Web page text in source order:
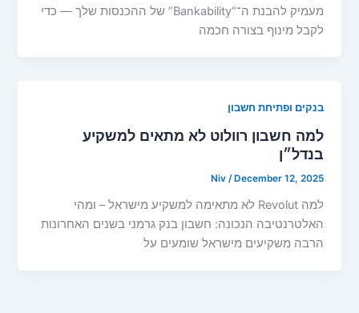
מעמיק להבנת ה־“Bankability” של ההכנסות שלך — כדי
לקבל מינוף בצורה חכמה
בנקים ופתיחת חשבון
למה חשבון רוולוט לא מתאים למשקיע
בנדל״ן
Niv / December 12, 2025
למה Revolut לא מתאימה למשקיע מישראל – ומהי
האלטרנטיבה הנכונה: חשבון בנק גרמני בשנים האחרונות
הרבה משקיעים מישראל שומעים על